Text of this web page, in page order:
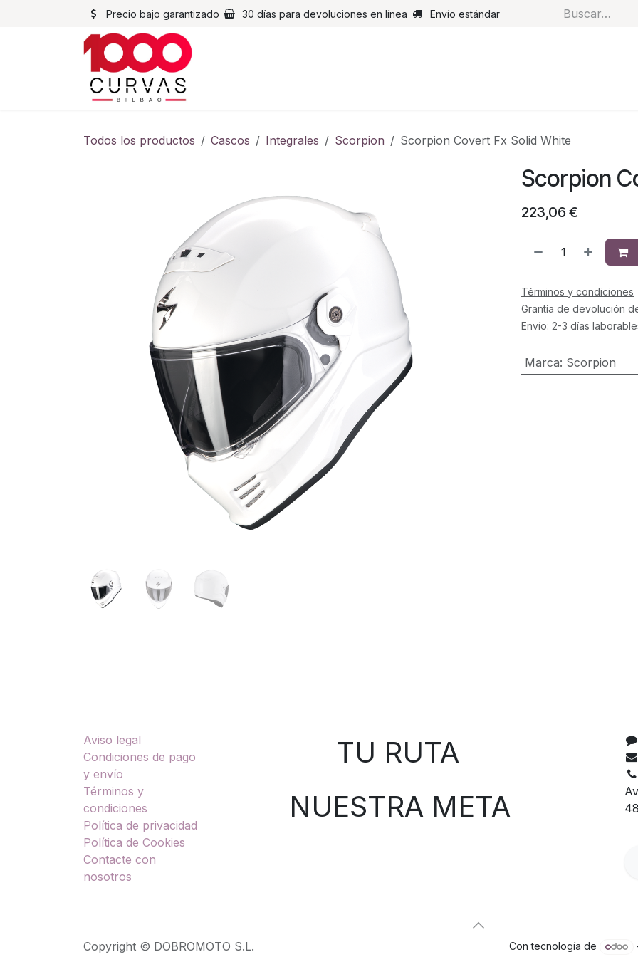
Precio bajo garantizado 30 días para devoluciones en línea Envío estándar
Todos los productos Cascos Integrales Scorpion Scorpion Covert Fx Solid White
Scorpion
223,06 €
Términos y condiciones
Grantía de devolución
Envío: 2-3 días
Marca: Scorpion
Aviso legal
Condiciones de pago
y envío
Términos y
condiciones
Política de privacidad
Política de Cookies
Contacte con
nosotros
TU RUTA
NUESTRA META
Copyright © DOBROMOTO S.L. Con tecnología de